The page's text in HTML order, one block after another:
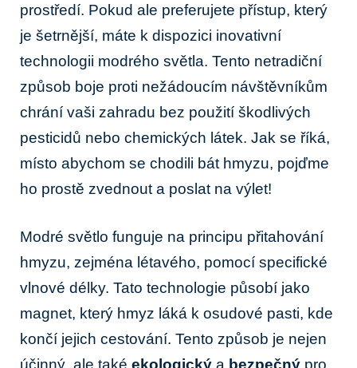
prostředí. Pokud ale preferujete přístup, který
je šetrnější, máte k dispozici inovativní
technologii modrého světla. Tento netradiční
způsob boje proti nežádoucím návštěvníkům
chrání vaši zahradu bez použití škodlivých
pesticidů nebo chemických látek. Jak se říká,
místo abychom se chodili bát hmyzu, pojďme
ho prostě zvednout a poslat na výlet!
Modré světlo funguje na principu přitahování
hmyzu, zejména létavého, pomocí specifické
vlnové délky. Tato technologie působí jako
magnet, který hmyz láká k osudové pasti, kde
končí jejich cestování. Tento způsob je nejen
účinný, ale také ekologický a bezpečný pro